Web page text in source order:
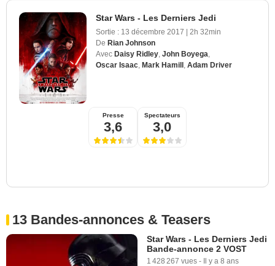
Star Wars - Les Derniers Jedi
Sortie : 13 décembre 2017 | 2h 32min
De Rian Johnson
Avec Daisy Ridley John Boyega
Oscar Isaac Mark Hamill Adam Driver
Presse
3,6
Spectateurs
3,0
13 Bandes-annonces & Teasers
Star Wars - Les Derniers Jedi
Bande-annonce 2 VOST
1 428 267 vues - Il y a 8 ans